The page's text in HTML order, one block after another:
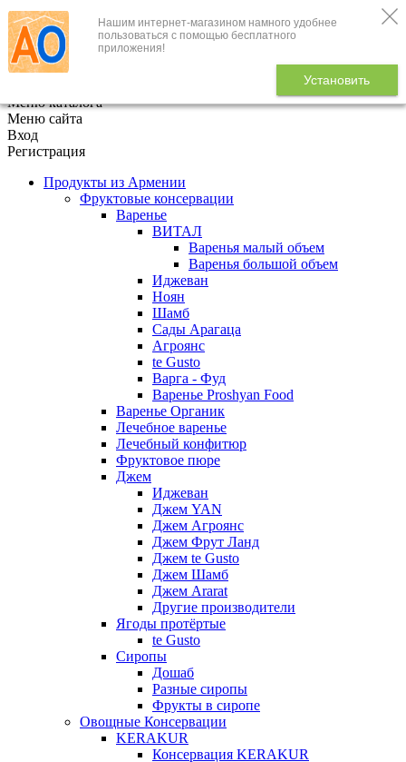
Нашим интернет-магазином намного удобнее
пользоваться с помощью бесплатного
приложения!
Установить
+7 (495) 646-888-1
В корзине
Меню каталога
Меню сайта
Вход
Регистрация
Продукты из Армении
Фруктовые консервации
Варенье
ВИТАЛ
Варенья малый объем
Варенья большой объем
Иджеван
Ноян
Шамб
Сады Арагаца
Агроянс
te Gusto
Варга - Фуд
Варенье Proshyan Food
Варенье Органик
Лечебное варенье
Лечебный конфитюр
Фруктовое пюре
Джем
Иджеван
Джем YAN
Джем Агроянс
Джем Фрут Ланд
Джем te Gusto
Джем Шамб
Джем Ararat
Другие производители
Ягоды протёртые
te Gusto
Сиропы
Дошаб
Разные сиропы
Фрукты в сиропе
Овощные Консервации
KERAKUR
Консервация KERAKUR